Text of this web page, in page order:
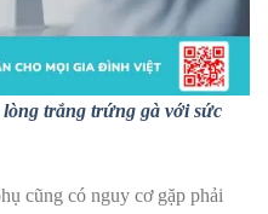
lòng trắng trứng gà với sức
cũng có nguy cơ gặp phải